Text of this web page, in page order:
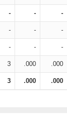
- - -
- - -
- - -
3 .000 .000
3 .000 .000